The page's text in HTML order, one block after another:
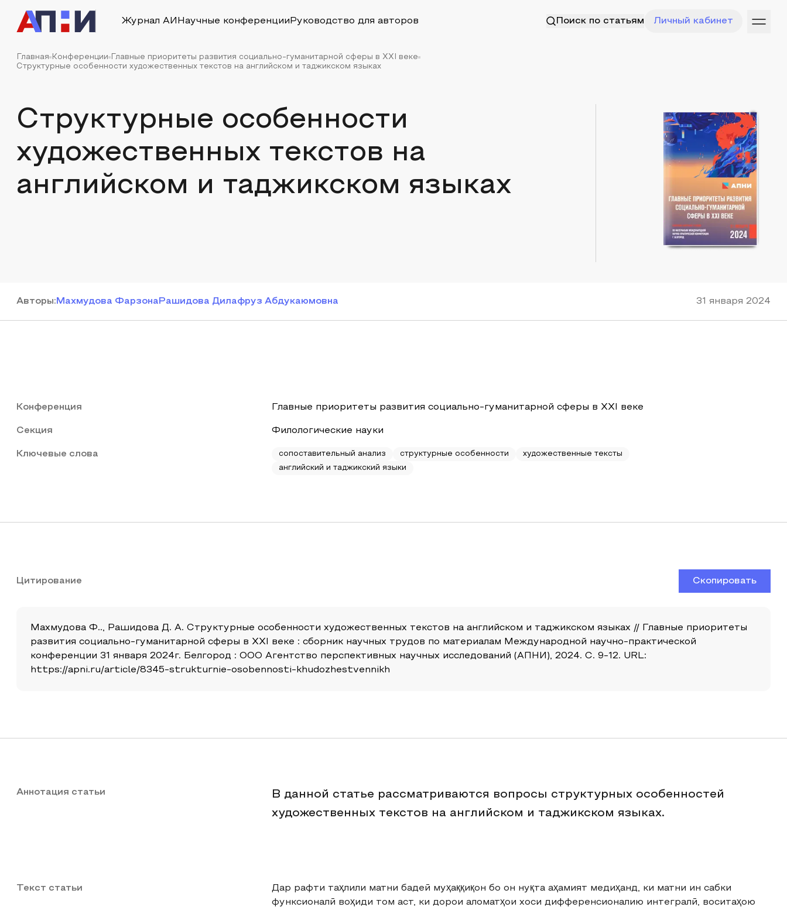
Журнал АИ Научные конференции Руководство для авторов Поиск по статьям Личный кабинет
Главная Конференции
Главные приоритеты развития социально-гуманитарной сферы в XXI веке
Структурные особенности художественных текстов на английском и таджикском языках
Структурные особенности
художественных текстов на
английском и таджикском языках
Авторы: Махмудова Фарзона Рашидова Дилафруз Абдукаюмовна 31 января 2024
Конференция Главные приоритеты развития социально-гуманитарной сферы в XXI веке
Секция Филологические науки
Ключевые слова сопоставительный анализ структурные особенности
художественные тексты
английский и таджикский языки
Цитирование Скопировать
Махмудова Ф.., Рашидова Д. А. Структурные особенности художественных текстов на английском и таджикском языках // Главные приоритеты
развития социально-гуманитарной сферы в XXI веке : сборник научных трудов по материалам Международной научно-практической
конференции 31 января 2024г. Белгород : ООО Агентство перспективных научных исследований (АПНИ), 2024. С. 9-12. URL:
https://apni.ru/article/8345-strukturnie-osobennosti-khudozhestvennikh
Аннотация статьи
В данной статье рассматриваются вопросы структурных особенностей
художественных текстов на английском и таджикском языках.
Текст статьи
Дар рафти таҳлили матни бадеӣ муҳаққиқон бо он нуқта аҳамият медиҳанд, ки матни ин сабки
функсионалӣ воҳиди том аст, ки дорои аломатҳои хоси дифференсионалию интегралӣ, воситаҳою